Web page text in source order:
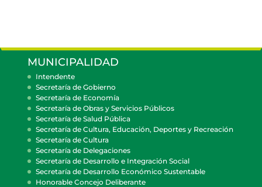
MUNICIPALIDAD
Intendente
Secretaría de Gobierno
Secretaría de Economía
Secretaría de Obras y Servicios Públicos
Secretaría de Salud Pública
Secretaría de Cultura, Educación, Deportes y Recreación
Secretaría de Cultura
Secretaría de Delegaciones
Secretaría de Desarrollo e Integración Social
Secretaría de Desarrollo Económico Sustentable
Honorable Concejo Deliberante